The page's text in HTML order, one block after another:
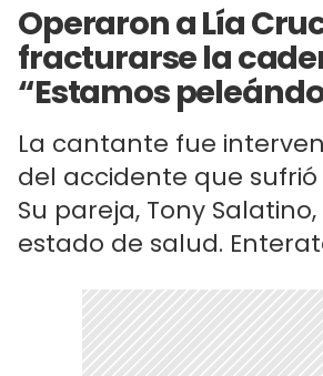
Operaron a Lía
fracturarse la
“Estamos
La cantante fue
del accidente que sufrió
Su pareja, Tony
estado de salud.